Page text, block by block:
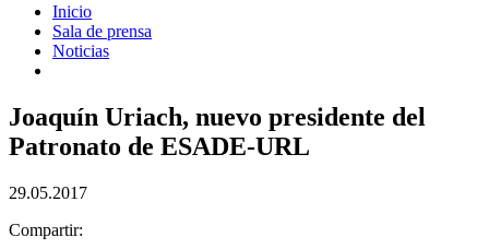
Inicio
Sala de prensa
Noticias
Joaquín Uriach, nuevo presidente del
Patronato de ESADE-URL
29.05.2017
Compartir: